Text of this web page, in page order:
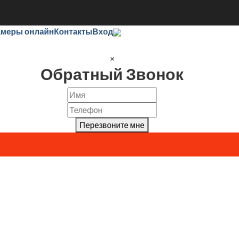
онлайнКонтактыВход
×
Обратный Звонок
Перезвоните мне